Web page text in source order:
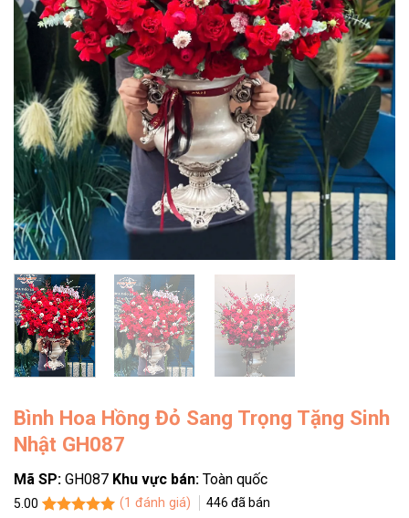
Bình Hoa Hồng Đỏ Sang Trọng Tặng Sinh
Nhật GH087
Mã SP: GH087 Khu vực bán: Toàn quốc
5.00
(1 đánh giá) 446 đã bán